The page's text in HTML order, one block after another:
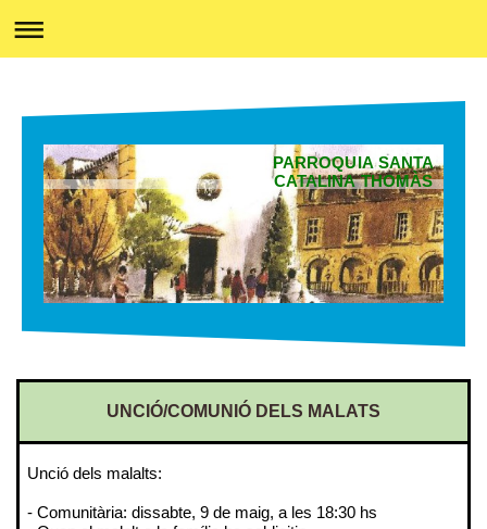
PARROQUIA SANTA
CATALINA THOMÀS
UNCIÓ/COMUNIÓ DELS MALATS
Unció dels malalts:
- Comunitària: dissabte, 9 de maig, a les 18:30 hs